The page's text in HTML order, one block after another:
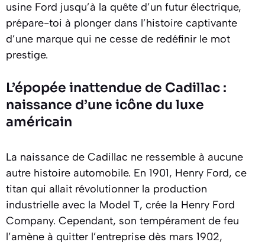
usine Ford jusqu’à la quête d’un futur électrique,
prépare-toi à plonger dans l’histoire captivante
d’une marque qui ne cesse de redéfinir le mot
prestige.
L’épopée inattendue de Cadillac :
naissance d’une icône du luxe
américain
La naissance de Cadillac ne ressemble à aucune
autre histoire automobile. En 1901, Henry Ford, ce
titan qui allait révolutionner la production
industrielle avec la Model T, crée la Henry Ford
Company. Cependant, son tempérament de feu
l’amène à quitter l’entreprise dès mars 1902,